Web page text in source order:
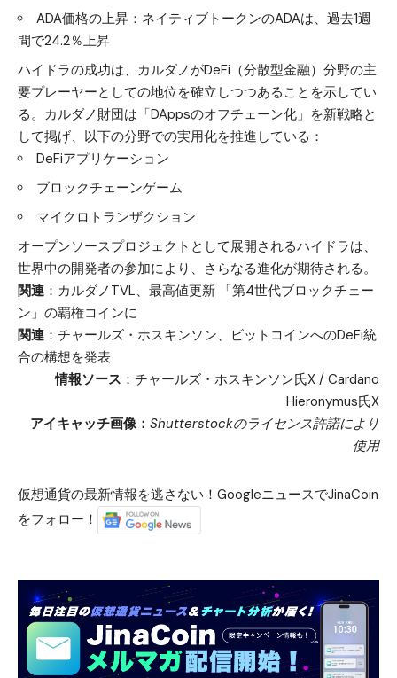
ADA価格の上昇：ネイティブトークンのADAは、過去1週
間で24.2％上昇
ハイドラの成功は、カルダノがDeFi（分散型金融）分野の主
要プレーヤーとしての地位を確立しつつあることを示してい
る。カルダノ財団は「DAppsのオフチェーン化」を新戦略と
して掲げ、以下の分野での実用化を推進している：
DeFiアプリケーション
ブロックチェーンゲーム
マイクロトランザクション
オープンソースプロジェクトとして展開されるハイドラは、
世界中の開発者の参加により、さらなる進化が期待される。
関連 ： カルダノTVL、最高値更新 「第4世代ブロックチェー
ン」の覇権コインに
関連 ： チャールズ・ホスキンソン、ビットコインへのDeFi統
合の構想を発表
情報ソース ： チャールズ・ホスキンソン氏X / Cardano
Hieronymus氏X
アイキャッチ画像： Shutterstockのライセンス許諾により
使用
仮想通貨の最新情報を逃さない！GoogleニュースでJinaCoin
をフォロー！